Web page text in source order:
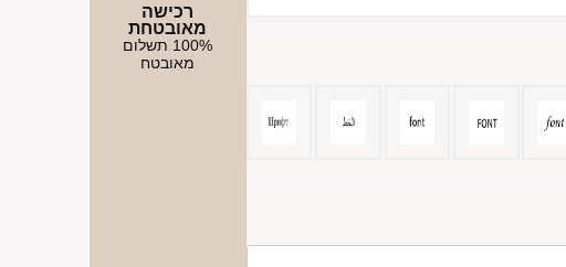
רכישה
מאובטחת
100% תשלום
מאובטח